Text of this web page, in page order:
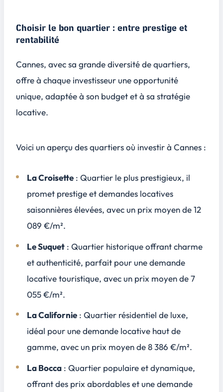
Choisir le bon quartier : entre prestige et
rentabilité
Cannes, avec sa grande diversité de quartiers,
offre à chaque investisseur une opportunité
unique, adaptée à son budget et à sa stratégie
locative.
Voici un aperçu des quartiers où investir à Cannes :
La Croisette : Quartier le plus prestigieux, il
promet prestige et demandes locatives
saisonnières élevées, avec un prix moyen de12
089 €/m².
Le Suquet : Quartier historique offrant charme
et authenticité, parfait pour une demande
locative touristique, avec un prix moyen de7
055 €/m².
La Californie : Quartier résidentiel de luxe,
idéal pour une demande locative haut de
gamme, avec un prix moyen de8 386 €/m².
La Bocca : Quartier populaire et dynamique,
offrant des prix abordables et une demande